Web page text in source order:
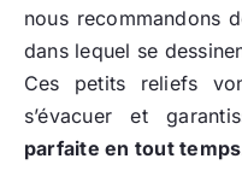
nous recommandons
dans lequel se
Ces petits reliefs
s’évacuer et
parfaite en tout temps